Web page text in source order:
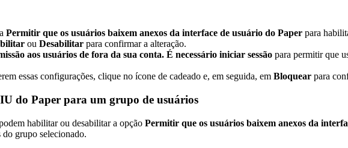
Permitir que os usuários baixem anexos da interface de usuário do Paper para
ou Desabilitar para confirmar a alteração.
aos usuários de fora da sua conta. É necessário iniciar sessão para permitir que
essas configurações, clique no ícone de cadeado e, em seguida, em Bloquear para
do Paper para um grupo de usuários
habilitar ou desabilitar a opção Permitir que os usuários baixem anexos da
do grupo selecionado.